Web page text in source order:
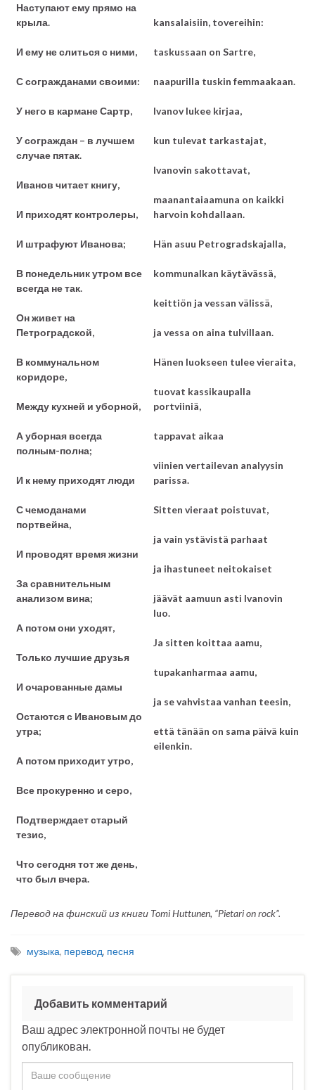
Наступают ему прямо на
крыла.
И ему не слиться с ними,
С согражданами своими:
У него в кармане Сартр,
У сограждан – в лучшем
случае пятак.
Иванов читает книгу,
И приходят контролеры,
И штрафуют Иванова;
В понедельник утром все
всегда не так.
Он живет на
Петроградской,
В коммунальном
коридоре,
Между кухней и уборной,
А уборная всегда
полным-полна;
И к нему приходят люди
С чемоданами
портвейна,
И проводят время жизни
За сравнительным
анализом вина;
А потом они уходят,
Только лучшие друзья
И очарованные дамы
Остаются с Ивановым до
утра;
А потом приходит утро,
Все прокуренно и серо,
Подтверждает старый
тезис,
Что сегодня тот же день,
что был вчера.
kansalaisiin, tovereihin:
taskussaan on Sartre,
naapurilla tuskin femmaakaan.
Ivanov lukee kirjaa,
kun tulevat tarkastajat,
Ivanovin sakottavat,
maanantaiaamuna on kaikki
harvoin kohdallaan.
Hän asuu Petrogradskajalla,
kommunalkan käytävässä,
keittiön ja vessan välissä,
ja vessa on aina tulvillaan.
Hänen luokseen tulee vieraita,
tuovat kassikaupalla
portviiniä,
tappavat aikaa
viinien vertailevan analyysin
parissa.
Sitten vieraat poistuvat,
ja vain ystävistä parhaat
ja ihastuneet neitokaiset
jäävät aamuun asti Ivanovin
luo.
Ja sitten koittaa aamu,
tupakanharmaa aamu,
ja se vahvistaa vanhan teesin,
että tänään on sama päivä kuin
eilenkin.
Перевод на финский из книги Tomi Huttunen, “Pietari on rock”.
музыка, перевод, песня
Добавить комментарий
Ваш адрес электронной почты не будет
опубликован.